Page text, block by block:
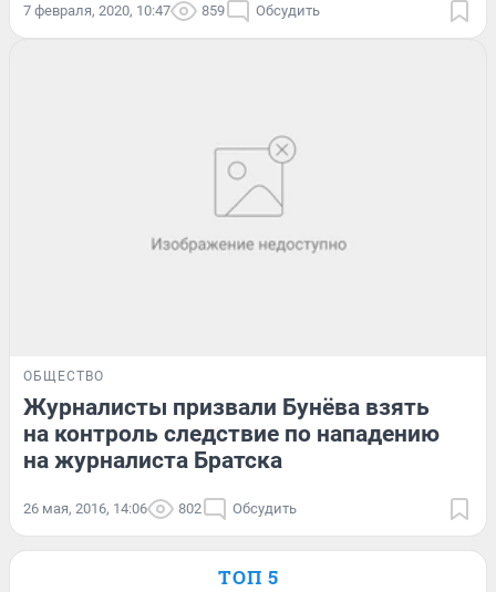
7 февраля, 2020, 10:47 859 Обсудить
ОБЩЕСТВО
Журналисты призвали Бунёва взять
на контроль следствие по нападению
на журналиста Братска
26 мая, 2016, 14:06 802 Обсудить
ТОП 5